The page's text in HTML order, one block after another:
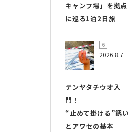
キャンプ場」を拠点
に巡る1泊2日旅
2026.8.7
テンヤタチウオ入
門！
“止めて掛ける”誘い
とアワセの基本